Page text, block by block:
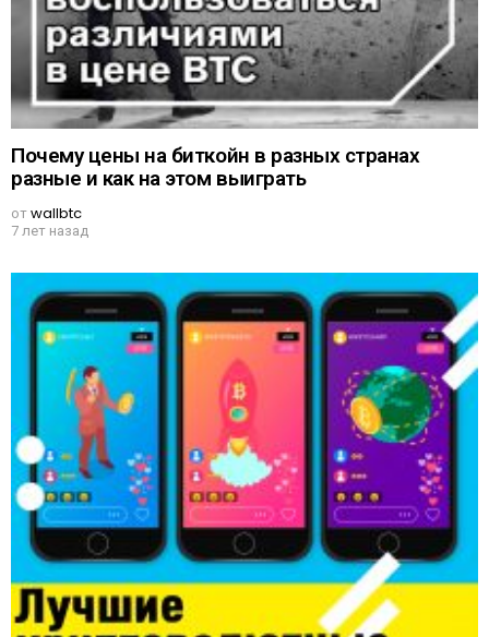
Почему цены на биткойн в разных странах
разные и как на этом выиграть
отwallbtc
7 лет назад